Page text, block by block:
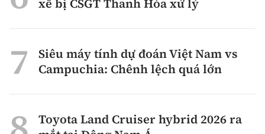
xế bị CSGT Thanh Hóa xử lý
Siêu máy tính dự đoán Việt Nam vs
Campuchia: Chênh lệch quá lớn
Toyota Land Cruiser hybrid 2026 ra